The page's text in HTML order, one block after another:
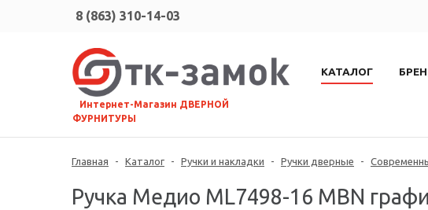
8 (863) 310-14-03
⠀Интернет-Магазин ДВЕРНОЙ
ФУРНИТУРЫ
КАТАЛОГ
Главная - Каталог - Ручки и накладки - Ручки дверные -
Ручка Медио ML7498-16 MBN